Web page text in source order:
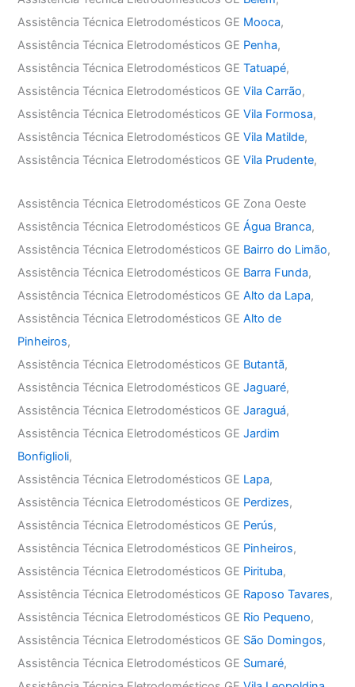
Assistência Técnica Eletrodomésticos GE Mooca,
Assistência Técnica Eletrodomésticos GE Penha,
Assistência Técnica Eletrodomésticos GETatuapé,
Assistência Técnica Eletrodomésticos GEVila Carrão,
Assistência Técnica Eletrodomésticos GEVila Formosa,
Assistência Técnica Eletrodomésticos GEVila Matilde,
Assistência Técnica Eletrodomésticos GEVila Prudente,
Assistência Técnica Eletrodomésticos GE Zona Oeste
Assistência Técnica Eletrodomésticos GEÁgua Branca,
Assistência Técnica Eletrodomésticos GE Bairro do Limão,
Assistência Técnica Eletrodomésticos GE Barra Funda,
Assistência Técnica Eletrodomésticos GEAlto da Lapa,
Assistência Técnica Eletrodomésticos GEAlto de
Pinheiros,
Assistência Técnica Eletrodomésticos GE Butantã,
Assistência Técnica Eletrodomésticos GEJaguaré,
Assistência Técnica Eletrodomésticos GEJaraguá,
Assistência Técnica Eletrodomésticos GEJardim
Bonfiglioli,
Assistência Técnica Eletrodomésticos GE Lapa,
Assistência Técnica Eletrodomésticos GE Perdizes,
Assistência Técnica Eletrodomésticos GE Perús,
Assistência Técnica Eletrodomésticos GE Pinheiros,
Assistência Técnica Eletrodomésticos GE Pirituba,
Assistência Técnica Eletrodomésticos GE Raposo Tavares,
Assistência Técnica Eletrodomésticos GE Rio Pequeno,
Assistência Técnica Eletrodomésticos GE São Domingos,
Assistência Técnica Eletrodomésticos GE Sumaré,